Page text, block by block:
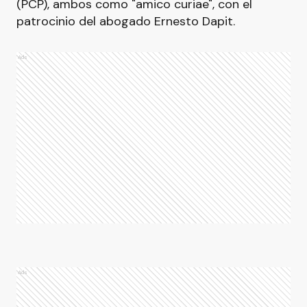
(PCP), ambos como "amico curiae", con el
patrocinio del abogado Ernesto Dapit.
Ads
Ads